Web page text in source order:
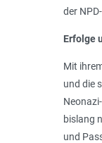
der
Erfolge
Mit
und die
bislang
und